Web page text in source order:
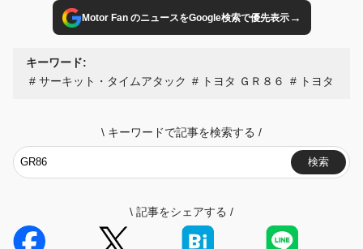
Motor Fan のニュースをGoogle検索で優先表示→
キーワード:
サーキット・タイムアタック
トヨタ ＧＲ８６ トヨタ
\ キーワードで記事を検索する /
検索
\ 記事をシェアする /